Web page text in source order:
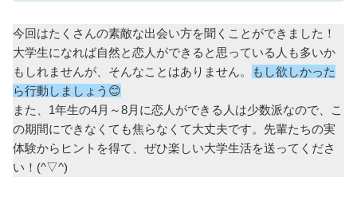
今回はたくさんの素敵な出会い方を聞くことができました！
大学生になれば自然と恋人ができると思っている人も多いか
もしれませんが、そんなことはありません。
もし欲しかった
ら行動しましょう😊
また、1年生の4月～8月に恋人ができる人は少数派なので、こ
の期間にできなくても焦らなくて大丈夫です。先輩たちの実
体験からヒントを得て、ぜひ楽しい大学生活を送ってくださ
い！(^▽^)